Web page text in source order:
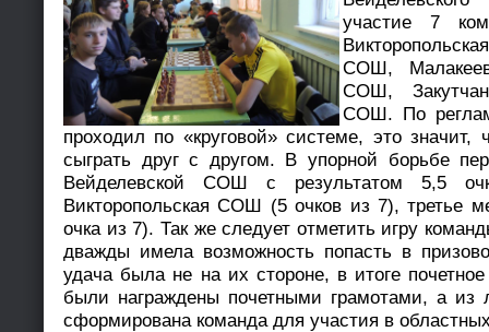
участие 7
СОШ,
СОШ,
СОШ. По
проходил по «круговой» системе, это значит,
сыграть друг с другом. В упорной борьбе
Вейделевской СОШ с результатом 5,5
Викторопольская СОШ (5 очков из 7), третье
очка из 7). Так же следует отметить игру
дважды имела возможность попасть в
удача была не на их стороне, в итоге
были награждены почетными грамотами, а из
сформирована команда для участия в